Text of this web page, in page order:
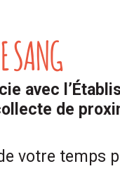
SANG
avec
de
votre temps